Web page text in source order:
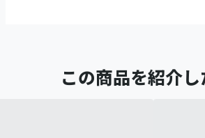
この商品を紹介